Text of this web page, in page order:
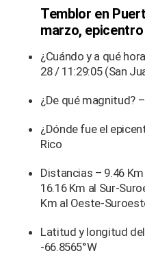
Temblor en
marzo,
¿Cuándo y a qué
28 / 11:29:05 (San
¿De qué magnitud?
¿Dónde fue el
Rico
Distancias – 9.46
16.16 Km al Sur-
Km al Oeste-
Latitud y longitud
-66.8565°W